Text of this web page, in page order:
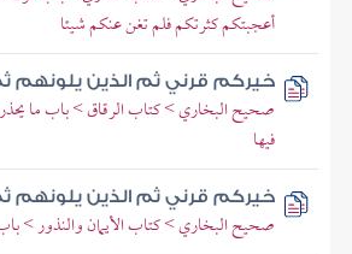
أعجبتكم كثرتكم فلم تغن عنكم شيئا
خيركم قرني ثم الذين يلونهم
صحيح البخاري > كتاب الرقاق > باب ما يحذر
فيها
خيركم قرني ثم الذين يلونهم
صحيح البخاري > كتاب الأيمان والنذور >